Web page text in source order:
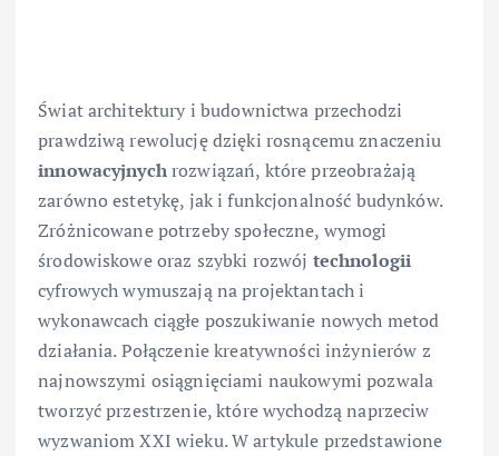
Świat architektury i budownictwa przechodzi
prawdziwą rewolucję dzięki rosnącemu znaczeniu
innowacyjnychrozwiązań, które przeobrażają
zarówno estetykę, jak i funkcjonalność budynków.
Zróżnicowane potrzeby społeczne, wymogi
środowiskowe oraz szybki rozwój technologii
cyfrowych wymuszają na projektantach i
wykonawcach ciągłe poszukiwanie nowych metod
działania. Połączenie kreatywności inżynierów z
najnowszymi osiągnięciami naukowymi pozwala
tworzyć przestrzenie, które wychodzą naprzeciw
wyzwaniom XXI wieku. W artykule przedstawione